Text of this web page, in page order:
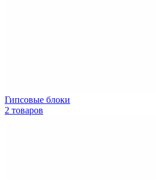
Гипсовые блоки
2 товаров